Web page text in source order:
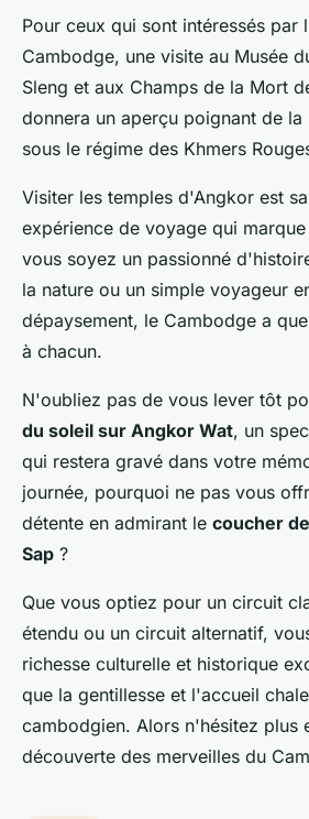
Pour ceux qui sont intéressés par
Cambodge, une visite au Musée
Sleng et aux Champs de la Mort
donnera un aperçu poignant de
sous le régime des Khmers
Visiter les temples d'Angkor est
expérience de voyage qui
vous soyez un passionné
la nature ou un simple voyageur
dépaysement, le Cambodge a
à chacun.
N'oubliez pas de vous lever tôt
du soleil sur Angkor Wat, un
qui restera gravé dans votre
journée, pourquoi ne pas vous
détente en admirant le coucher
Sap ?
Que vous optiez pour un circuit
étendu ou un circuit alternatif,
richesse culturelle et historique
que la gentillesse et l'accueil
cambodgien. Alors n'hésitez plus
découverte des merveilles du